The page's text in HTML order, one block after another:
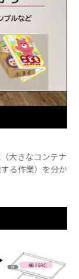
大きなコンテナ
る作業）を分か